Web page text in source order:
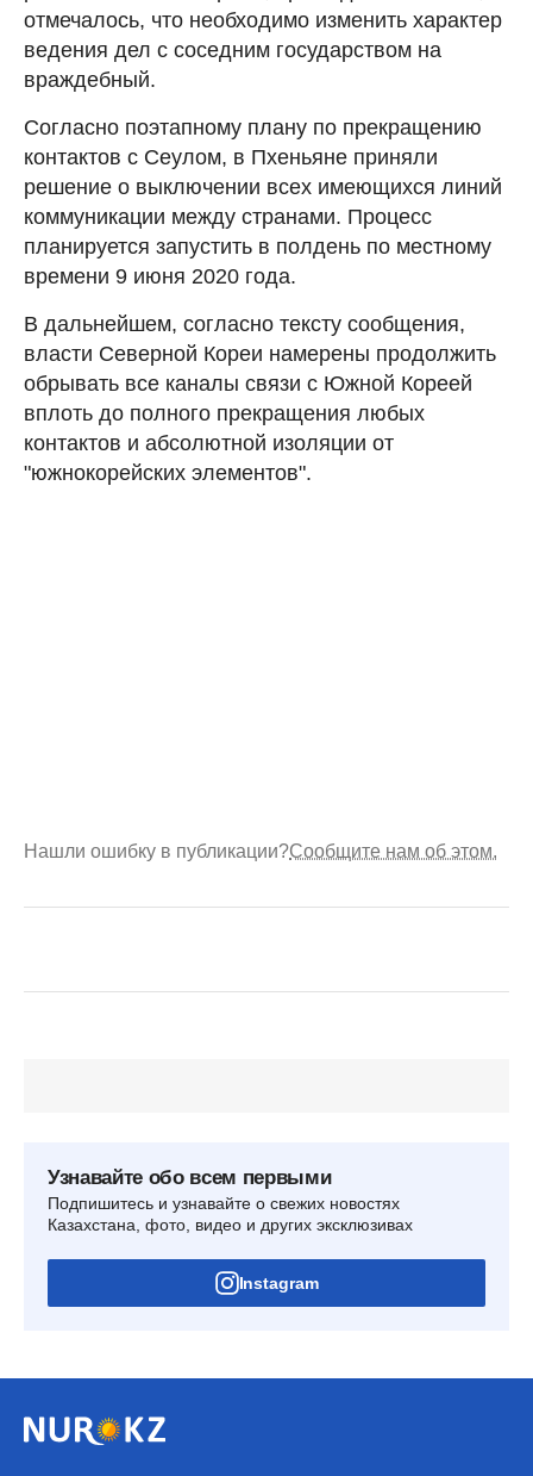
отмечалось, что необходимо изменить характер
ведения дел с соседним государством на
враждебный.
Согласно поэтапному плану по прекращению
контактов с Сеулом, в Пхеньяне приняли
решение о выключении всех имеющихся линий
коммуникации между странами. Процесс
планируется запустить в полдень по местному
времени 9 июня 2020 года.
В дальнейшем, согласно тексту сообщения,
власти Северной Кореи намерены продолжить
обрывать все каналы связи с Южной Кореей
вплоть до полного прекращения любых
контактов и абсолютной изоляции от
"южнокорейских элементов".
Нашли ошибку в публикации?Сообщите нам об этом.
Узнавайте обо всем первыми
Подпишитесь и узнавайте о свежих новостях
Казахстана, фото, видео и других эксклюзивах
Instagram